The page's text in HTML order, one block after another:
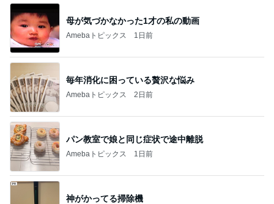
母が気づかなかった1才の私の動画
Amebaトピックス 1日前
毎年消化に困っている贅沢な悩み
Amebaトピックス 2日前
パン教室で娘と同じ症状で途中離脱
Amebaトピックス 1日前
神がかってる掃除機